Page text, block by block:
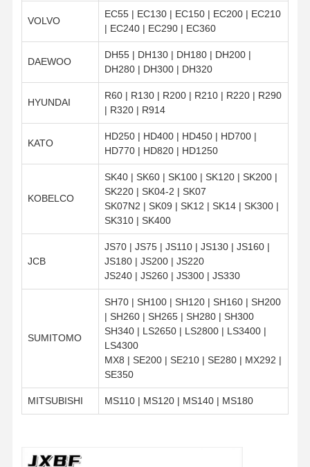
VOLVO
EC55 | EC130 | EC150 | EC200 | EC210
| EC240 | EC290 | EC360
DAEWOO
DH55 | DH130 | DH180 | DH200 |
DH280 | DH300 | DH320
HYUNDAI
R60 | R130 | R200 | R210 | R220 | R290
| R320 | R914
KATO
HD250 | HD400 | HD450 | HD700 |
HD770 | HD820 | HD1250
KOBELCO
SK40 | SK60 | SK100 | SK120 | SK200 |
SK220 | SK04-2 | SK07
SK07N2 | SK09 | SK12 | SK14 | SK300 |
SK310 | SK400
JCB
JS70 | JS75 | JS110 | JS130 | JS160 |
JS180 | JS200 | JS220
JS240 | JS260 | JS300 | JS330
SUMITOMO
SH70 | SH100 | SH120 | SH160 | SH200
| SH260 | SH265 | SH280 | SH300
SH340 | LS2650 | LS2800 | LS3400 |
LS4300
MX8 | SE200 | SE210 | SE280 | MX292 |
SE350
MITSUBISHI MS110 | MS120 | MS140 | MS180